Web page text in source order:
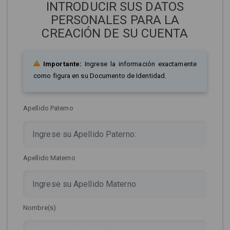
INTRODUCIR SUS DATOS
PERSONALES PARA LA
CREACIÓN DE SU CUENTA
Importante: Ingrese la información exactamente
como figura en su Documento de Identidad.
Apellido Paterno
Apellido Materno
Nombre(s)